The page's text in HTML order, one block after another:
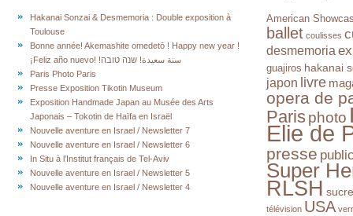
Hakanai Sonzai & Desmemoria : Double exposition à
Toulouse
Bonne année! Akemashite omedetō ! Happy new year !
¡Feliz año nuevo! !سنة سعيدة! שנה טובה
Paris Photo Paris
Presse Exposition Tikotin Museum
Exposition Handmade Japan au Musée des Arts
Japonais – Tokotin de Haïfa en Israël
Nouvelle aventure en Israel / Newsletter 7
Nouvelle aventure en Israel / Newsletter 6
In Situ à l’Institut français de Tel-Aviv
Nouvelle aventure en Israel / Newsletter 5
Nouvelle aventure en Israel / Newsletter 4
American
ballet coulisses
desmemoria
guajiros hakanai
japon livre
opera de
Paris photo
Elie de
presse
Super
RLSH sucre
télévision USA